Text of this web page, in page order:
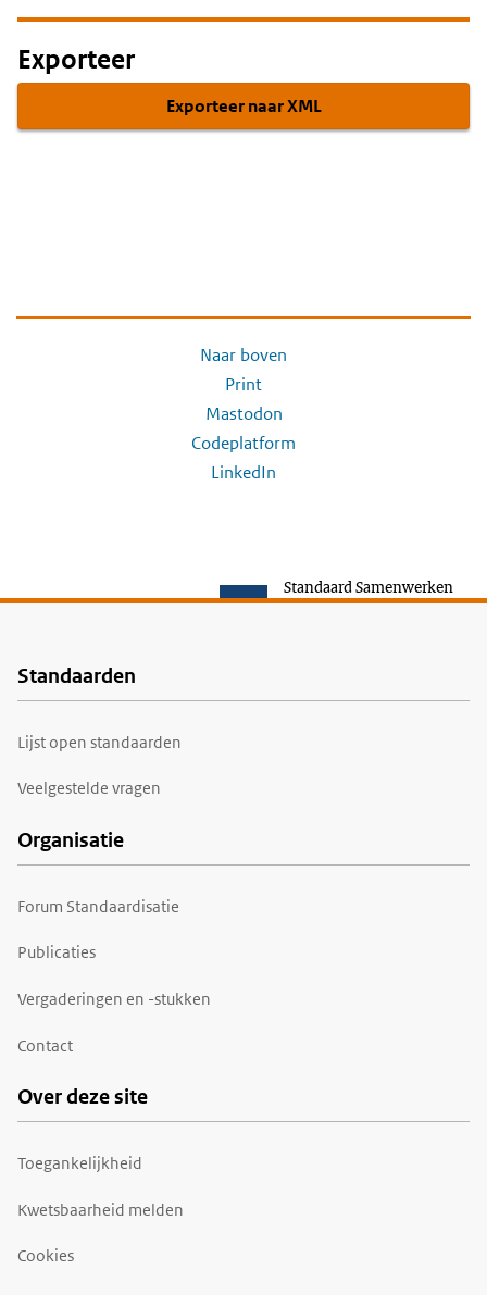
Exporteer
Exporteer naar XML
Naar boven
Print
Mastodon
Codeplatform
LinkedIn
Standaard Samenwerken
Voet
Standaarden
Lijst open standaarden
Veelgestelde vragen
Organisatie
Forum Standaardisatie
Publicaties
Vergaderingen en -stukken
Contact
Over deze site
Toegankelijkheid
Kwetsbaarheid melden
Cookies